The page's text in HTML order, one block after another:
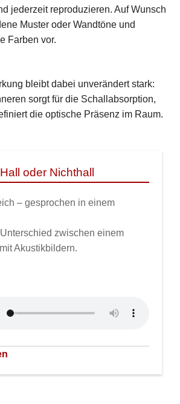
jederzeit reproduzieren. Auf Wunsch
Muster oder Wandtöne und
Farben vor.
bleibt dabei unverändert stark:
sorgt für die Schallabsorption,
die optische Präsenz im Raum.
oder Nichthall
– gesprochen in einem
zwischen einem
Akustikbildern.